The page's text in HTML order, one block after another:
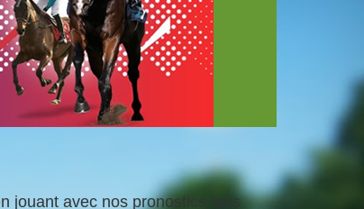
jouant avec nos pronostics faits